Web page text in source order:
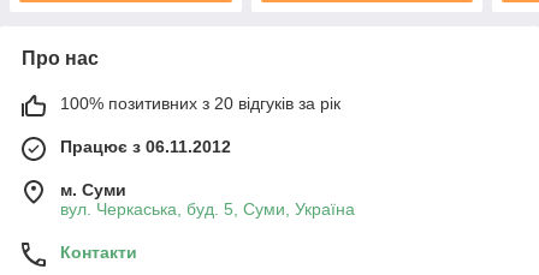
Про нас
100% позитивних з 20 відгуків за рік
Працює з 06.11.2012
м. Суми
вул. Черкаська, буд. 5, Суми, Україна
Контакти